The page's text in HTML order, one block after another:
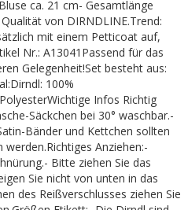
ca. 21 cm- Gesamtlänge
von DIRNDLINE.Trend:
mit einem Petticoat auf,
Nr.: A13041Passend für das
Gelegenheit!Set besteht aus:
100%
Infos Richtig
Säckchen bei 30° waschbar.-
Bänder und Kettchen sollten
Anziehen:-
Bitte ziehen Sie das
Sie nicht von unten in das
des Reißverschlusses ziehen Sie